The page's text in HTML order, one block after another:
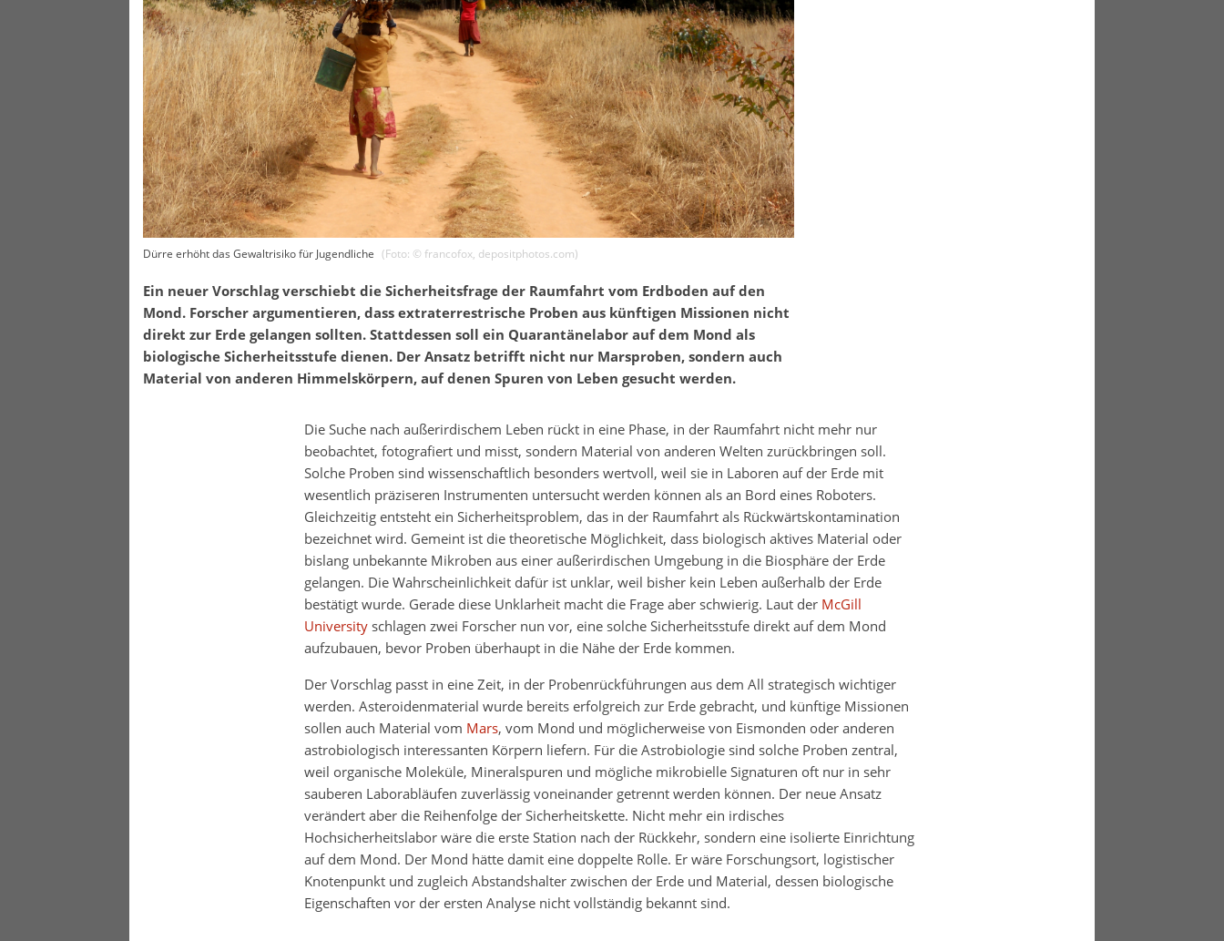
Dürre erhöht das Gewaltrisiko für Jugendliche (Foto: © francofox, depositphotos.com)
Ein neuer Vorschlag verschiebt die Sicherheitsfrage der Raumfahrt vom Erdboden auf den
Mond. Forscher argumentieren, dass extraterrestrische Proben aus künftigen Missionen nicht
direkt zur Erde gelangen sollten. Stattdessen soll ein Quarantänelabor auf dem Mond als
biologische Sicherheitsstufe dienen. Der Ansatz betrifft nicht nur Marsproben, sondern auch
Material von anderen Himmelskörpern, auf denen Spuren von Leben gesucht werden.
Die Suche nach außerirdischem Leben rückt in eine Phase, in der Raumfahrt nicht mehr nur
beobachtet, fotografiert und misst, sondern Material von anderen Welten zurückbringen soll.
Solche Proben sind wissenschaftlich besonders wertvoll, weil sie in Laboren auf der Erde mit
wesentlich präziseren Instrumenten untersucht werden können als an Bord eines Roboters.
Gleichzeitig entsteht ein Sicherheitsproblem, das in der Raumfahrt als Rückwärtskontamination
bezeichnet wird. Gemeint ist die theoretische Möglichkeit, dass biologisch aktives Material oder
bislang unbekannte Mikroben aus einer außerirdischen Umgebung in die Biosphäre der Erde
gelangen. Die Wahrscheinlichkeit dafür ist unklar, weil bisher kein Leben außerhalb der Erde
bestätigt wurde. Gerade diese Unklarheit macht die Frage aber schwierig. Laut der McGill
Universityschlagen zwei Forscher nun vor, eine solche Sicherheitsstufe direkt auf dem Mond
aufzubauen, bevor Proben überhaupt in die Nähe der Erde kommen.
Der Vorschlag passt in eine Zeit, in der Probenrückführungen aus dem All strategisch wichtiger
werden. Asteroidenmaterial wurde bereits erfolgreich zur Erde gebracht, und künftige Missionen
sollen auch Material vom Mars, vom Mond und möglicherweise von Eismonden oder anderen
astrobiologisch interessanten Körpern liefern. Für die Astrobiologie sind solche Proben zentral,
weil organische Moleküle, Mineralspuren und mögliche mikrobielle Signaturen oft nur in sehr
sauberen Laborabläufen zuverlässig voneinander getrennt werden können. Der neue Ansatz
verändert aber die Reihenfolge der Sicherheitskette. Nicht mehr ein irdisches
Hochsicherheitslabor wäre die erste Station nach der Rückkehr, sondern eine isolierte Einrichtung
auf dem Mond. Der Mond hätte damit eine doppelte Rolle. Er wäre Forschungsort, logistischer
Knotenpunkt und zugleich Abstandshalter zwischen der Erde und Material, dessen biologische
Eigenschaften vor der ersten Analyse nicht vollständig bekannt sind.